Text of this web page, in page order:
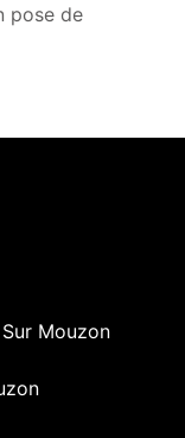
pose de
Mouzon